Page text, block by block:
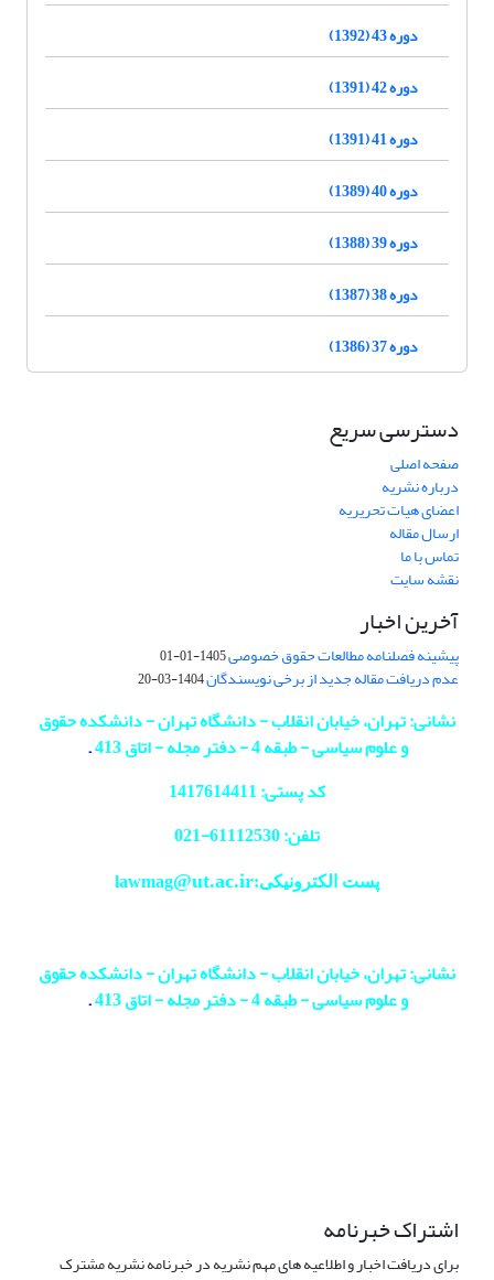
دوره 43 (1392)
دوره 42 (1391)
دوره 41 (1391)
دوره 40 (1389)
دوره 39 (1388)
دوره 38 (1387)
دوره 37 (1386)
دسترسی سریع
صفحه اصلی
درباره نشریه
اعضای هیات تحریریه
ارسال مقاله
تماس با ما
نقشه سایت
آخرین اخبار
پیشینه فصلنامه مطالعات حقوق خصوصی1405-01-01
عدم دریافت مقاله جدید از برخی نویسندگان1404-03-20
نشانی: تهران، خیابان انقلاب - دانشگاه تهران - دانشکده حقوق
و علوم سیاسی - طبقه 4 - دفتر مجله - اتاق 413
.
کد پستی: 1417614411
تلفن: 61112530-
021
پست الکترونیکی:lawmag@ut.ac.ir
نشانی: تهران، خیابان انقلاب - دانشگاه تهران - دانشکده حقوق
و علوم سیاسی - طبقه 4 - دفتر مجله - اتاق 413
.
اشتراک خبرنامه
برای دریافت اخبار و اطلاعیه های مهم نشریه در خبرنامه نشریه مشترک